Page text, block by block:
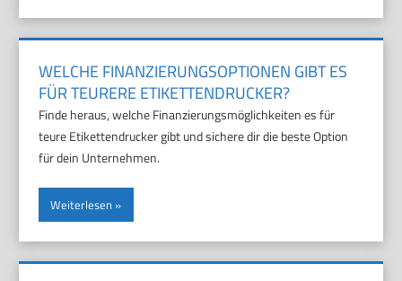
WELCHE FINANZIERUNGSOPTIONEN GIBT ES
FÜR TEURERE ETIKETTENDRUCKER?
Finde heraus, welche Finanzierungsmöglichkeiten es für
teure Etikettendrucker gibt und sichere dir die beste Option
für dein Unternehmen.
Weiterlesen